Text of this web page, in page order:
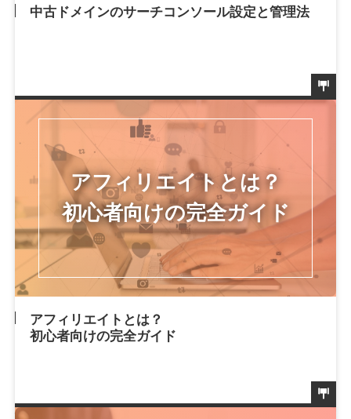
中古ドメインのサーチコンソール設定と管理法
アフィリエイトとは？
初心者向けの完全ガイド